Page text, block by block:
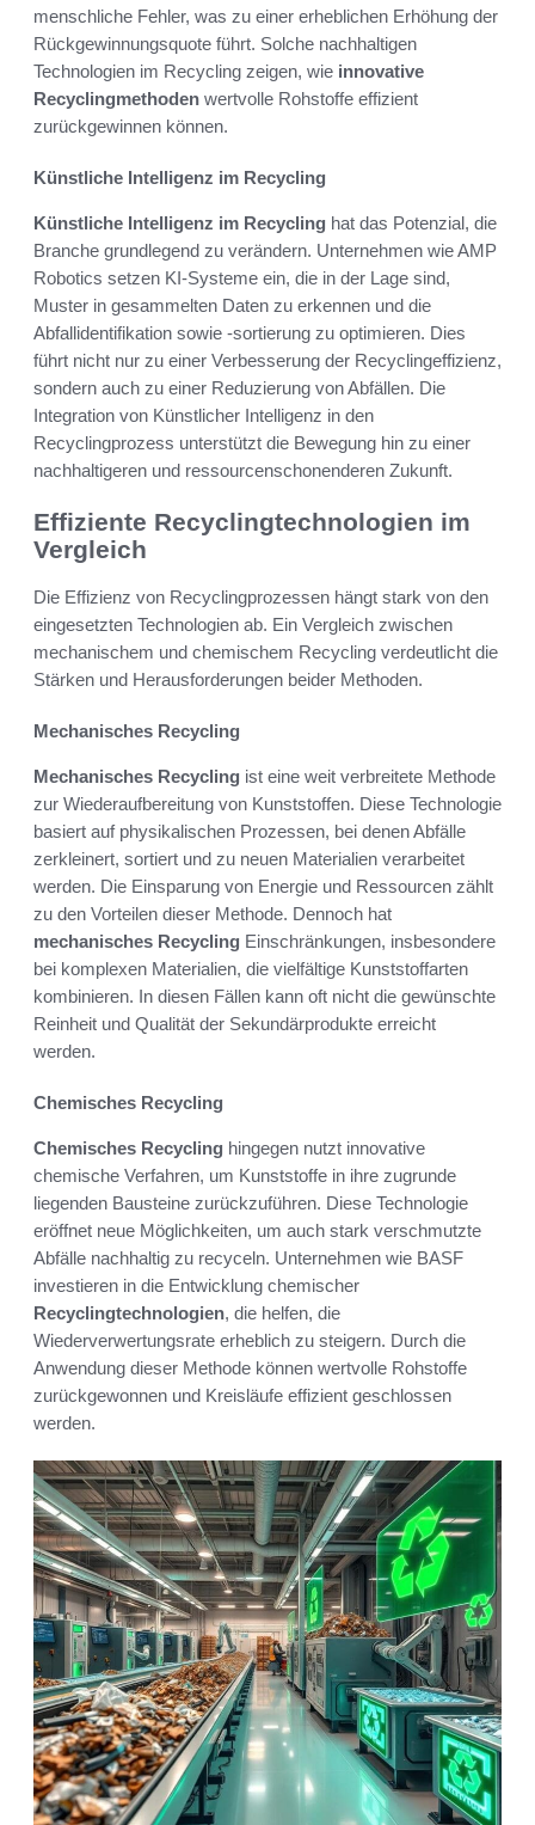
menschliche Fehler, was zu einer erheblichen Erhöhung der
Rückgewinnungsquote führt. Solche nachhaltigen
Technologien im Recycling zeigen, wie innovative
Recyclingmethoden wertvolle Rohstoffe effizient
zurückgewinnen können.
Künstliche Intelligenz im Recycling
Künstliche Intelligenz im Recycling hat das Potenzial, die
Branche grundlegend zu verändern. Unternehmen wie AMP
Robotics setzen KI-Systeme ein, die in der Lage sind,
Muster in gesammelten Daten zu erkennen und die
Abfallidentifikation sowie -sortierung zu optimieren. Dies
führt nicht nur zu einer Verbesserung der Recyclingeffizienz,
sondern auch zu einer Reduzierung von Abfällen. Die
Integration von Künstlicher Intelligenz in den
Recyclingprozess unterstützt die Bewegung hin zu einer
nachhaltigeren und ressourcenschonenderen Zukunft.
Effiziente Recyclingtechnologien im
Vergleich
Die Effizienz von Recyclingprozessen hängt stark von den
eingesetzten Technologien ab. Ein Vergleich zwischen
mechanischem und chemischem Recycling verdeutlicht die
Stärken und Herausforderungen beider Methoden.
Mechanisches Recycling
Mechanisches Recycling ist eine weit verbreitete Methode
zur Wiederaufbereitung von Kunststoffen. Diese Technologie
basiert auf physikalischen Prozessen, bei denen Abfälle
zerkleinert, sortiert und zu neuen Materialien verarbeitet
werden. Die Einsparung von Energie und Ressourcen zählt
zu den Vorteilen dieser Methode. Dennoch hat
mechanisches Recycling Einschränkungen, insbesondere
bei komplexen Materialien, die vielfältige Kunststoffarten
kombinieren. In diesen Fällen kann oft nicht die gewünschte
Reinheit und Qualität der Sekundärprodukte erreicht
werden.
Chemisches Recycling
Chemisches Recycling hingegen nutzt innovative
chemische Verfahren, um Kunststoffe in ihre zugrunde
liegenden Bausteine zurückzuführen. Diese Technologie
eröffnet neue Möglichkeiten, um auch stark verschmutzte
Abfälle nachhaltig zu recyceln. Unternehmen wie BASF
investieren in die Entwicklung chemischer
Recyclingtechnologien, die helfen, die
Wiederverwertungsrate erheblich zu steigern. Durch die
Anwendung dieser Methode können wertvolle Rohstoffe
zurückgewonnen und Kreisläufe effizient geschlossen
werden.